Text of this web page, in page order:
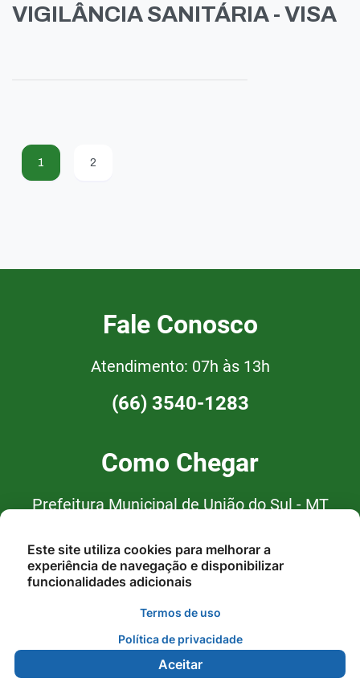
VIGILÂNCIA SANITÁRIA - VISA
1 2
Fale Conosco
Atendimento: 07h às 13h
(66) 3540-1283
Como Chegar
Prefeitura Municipal de União do Sul - MT
Av. Curitiba, nº 94, Centro, CEP:
78.543-000 - União do Sul/MT
Este site utiliza cookies para melhorar a
experiência de navegação e disponibilizar
funcionalidades adicionais
Termos de uso
Política de privacidade
Aceitar